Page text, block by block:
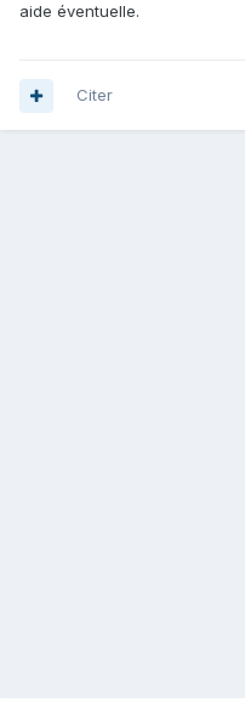
aide éventuelle.
Citer